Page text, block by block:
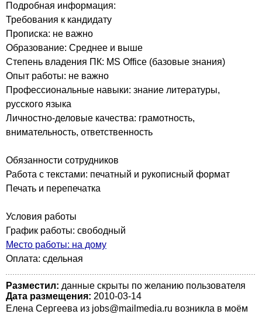
Подробная информация:
Требования к кандидату
Прописка: не важно
Образование: Среднее и выше
Степень владения ПК: MS Office (базовые знания)
Опыт работы: не важно
Профессиональные навыки: знание литературы,
русского языка
Личностно-деловые качества: грамотность,
внимательность, ответственность
Обязанности сотрудников
Работа с текстами: печатный и рукописный формат
Печать и перепечатка
Условия работы
График работы: свободный
Место работы: на дому
Оплата: сдельная
Разместил: данные скрыты по желанию пользователя
Дата размещения: 2010-03-14
Елена Сергеева из jobs@mailmedia.ru возникла в моём